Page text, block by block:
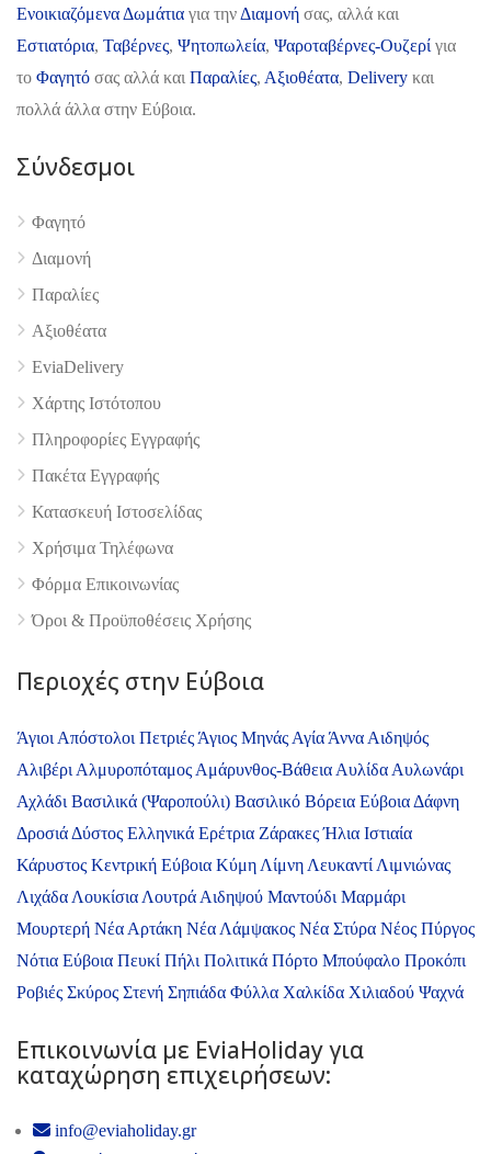
4.9
Ενοικιαζόμενα Δωμάτια για την Διαμονή σας, αλλά και
Εστιατόρια, Ταβέρνες, Ψητοπωλεία, Ψαροταβέρνες-Ουζερί για
το Φαγητό σας αλλά και Παραλίες, Αξιοθέατα, Delivery και
πολλά άλλα στην Εύβοια.
Σύνδεσμοι
Φαγητό
Διαμονή
Παραλίες
Αξιοθέατα
EviaDelivery
Χάρτης Ιστότοπου
Πληροφορίες Εγγραφής
Πακέτα Εγγραφής
Κατασκευή Ιστοσελίδας
Χρήσιμα Τηλέφωνα
Φόρμα Επικοινωνίας
Όροι & Προϋποθέσεις Xρήσης
Περιοχές στην Εύβοια
Άγιοι Απόστολοι Πετριές Άγιος Μηνάς Αγία Άννα Αιδηψός
Αλιβέρι Αλμυροπόταμος Αμάρυνθος-Βάθεια Αυλίδα Αυλωνάρι
Αχλάδι Βασιλικά (Ψαροπούλι) Βασιλικό Βόρεια Εύβοια Δάφνη
Δροσιά Δύστος Ελληνικά Ερέτρια ΖάρακεςΉλια Ιστιαία
Κάρυστος Κεντρική Εύβοια Κύμη Λίμνη Λευκαντί Λιμνιώνας
Λιχάδα Λουκίσια Λουτρά Αιδηψού Μαντούδι Μαρμάρι
Μουρτερή Νέα Αρτάκη Νέα Λάμψακος Νέα Στύρα Νέος Πύργος
Νότια Εύβοια Πευκί Πήλι Πολιτικά Πόρτο Μπούφαλο Προκόπι
Ροβιές Σκύρος Στενή Σηπιάδα Φύλλα Χαλκίδα Χιλιαδού Ψαχνά
Επικοινωνία με ΕviaHoliday για
καταχώρηση επιχειρήσεων:
info@eviaholiday.gr